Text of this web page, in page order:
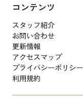
コンテンツ
スタッフ紹介
お問い合わせ
更新情報
アクセスマップ
プライバシーポリシー
利用規約